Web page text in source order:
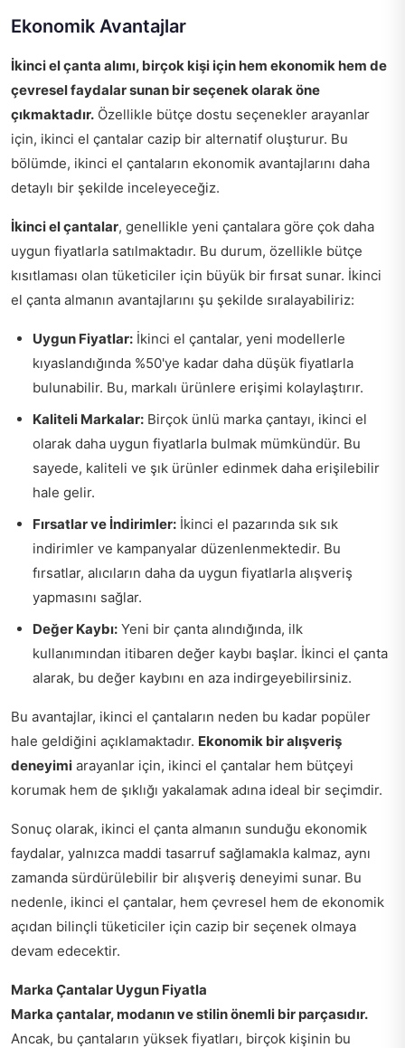
Ekonomik Avantajlar
İkinci el çanta alımı, birçok kişi için hem ekonomik hem de
çevresel faydalar sunan bir seçenek olarak öne
çıkmaktadır. Özellikle bütçe dostu seçenekler arayanlar
için, ikinci el çantalar cazip bir alternatif oluşturur. Bu
bölümde, ikinci el çantaların ekonomik avantajlarını daha
detaylı bir şekilde inceleyeceğiz.
İkinci el çantalar, genellikle yeni çantalara göre çok daha
uygun fiyatlarla satılmaktadır. Bu durum, özellikle bütçe
kısıtlaması olan tüketiciler için büyük bir fırsat sunar. İkinci
el çanta almanın avantajlarını şu şekilde sıralayabiliriz:
Uygun Fiyatlar: İkinci el çantalar, yeni modellerle
kıyaslandığında %50'ye kadar daha düşük fiyatlarla
bulunabilir. Bu, markalı ürünlere erişimi kolaylaştırır.
Kaliteli Markalar: Birçok ünlü marka çantayı, ikinci el
olarak daha uygun fiyatlarla bulmak mümkündür. Bu
sayede, kaliteli ve şık ürünler edinmek daha erişilebilir
hale gelir.
Fırsatlar ve İndirimler: İkinci el pazarında sık sık
indirimler ve kampanyalar düzenlenmektedir. Bu
fırsatlar, alıcıların daha da uygun fiyatlarla alışveriş
yapmasını sağlar.
Değer Kaybı: Yeni bir çanta alındığında, ilk
kullanımından itibaren değer kaybı başlar. İkinci el çanta
alarak, bu değer kaybını en aza indirgeyebilirsiniz.
Bu avantajlar, ikinci el çantaların neden bu kadar popüler
hale geldiğini açıklamaktadır. Ekonomik bir alışveriş
deneyimi arayanlar için, ikinci el çantalar hem bütçeyi
korumak hem de şıklığı yakalamak adına ideal bir seçimdir.
Sonuç olarak, ikinci el çanta almanın sunduğu ekonomik
faydalar, yalnızca maddi tasarruf sağlamakla kalmaz, aynı
zamanda sürdürülebilir bir alışveriş deneyimi sunar. Bu
nedenle, ikinci el çantalar, hem çevresel hem de ekonomik
açıdan bilinçli tüketiciler için cazip bir seçenek olmaya
devam edecektir.
Marka Çantalar Uygun Fiyatla
Marka çantalar, modanın ve stilin önemli bir parçasıdır.
Ancak, bu çantaların yüksek fiyatları, birçok kişinin bu